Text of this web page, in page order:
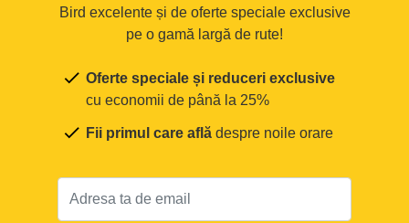
Bird excelente și de oferte speciale exclusive
pe o gamă largă de rute!
Oferte speciale și reduceri exclusive
cu economii de până la 25%
Fii primul care află despre noile orare